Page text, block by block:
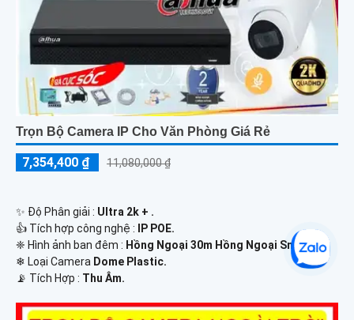
Trọn Bộ Camera IP Cho Văn Phòng Giá Rẻ
7,354,400 ₫ 11,080,000 ₫
✨ Độ Phân giải : Ultra 2k + .
👍 Tích hợp công nghệ :
IP POE.
❈ Hình ảnh ban đêm : Hồng Ngoại 30m Hồng Ngoại Smart IR.
❄ Loại Camera Dome Plastic.
️📡 Tích Hợp : Thu Âm.